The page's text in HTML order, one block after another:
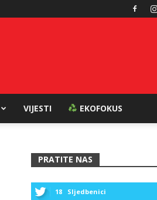
VIJESTI EKOFOKUS
PRATITE NAS
18 Sljedbenici